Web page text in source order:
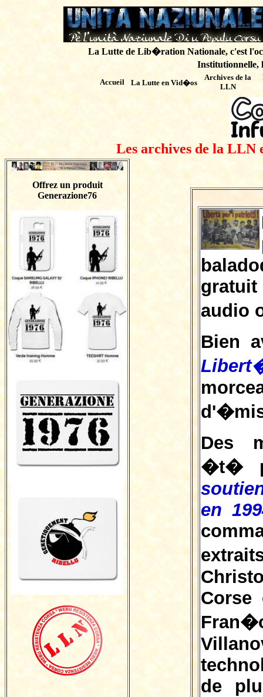
La Lutte de Lib�ration Nationale, c'est
Institutionnelle,
Accueil La Lutte en Vid�os
Archives de la
LLN
Les archives de la LLN
Offrez un produit
Generazione76
audio
Bien
Des
�t�
en
Corse
de